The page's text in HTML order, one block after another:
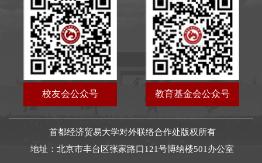
校友会公众号 教育基金会公众号
首都经济贸易大学对外联络合作处版权所有
地址：北京市丰台区张家路口121号博纳楼501办公室